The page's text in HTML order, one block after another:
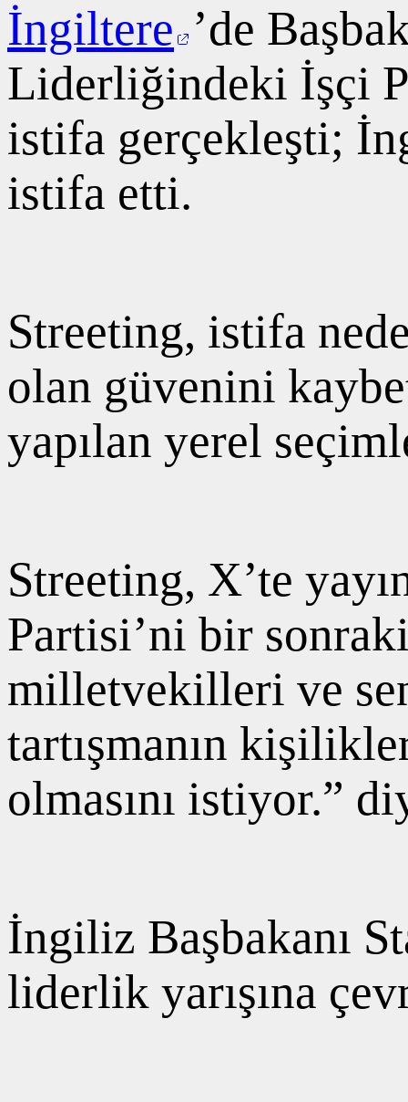
İngiltere ’de
Liderliğindeki İşçi
istifa gerçekleşti;
istifa etti.
Streeting, istifa
olan güvenini
yapılan yerel
Streeting, X’te
Partisi’ni bir
milletvekilleri ve
tartışmanın
olmasını istiyor.”
İngiliz Başbakanı
liderlik yarışına